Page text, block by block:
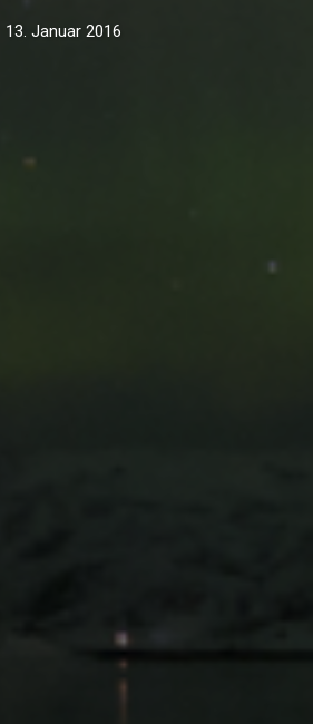
13. Januar 2016